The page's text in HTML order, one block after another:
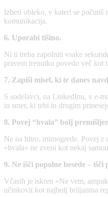
Izberi obleko, v kateri se
komunikacija.
6. Uporabi tišino.
Ni ti treba zapolniti vsake
pravem trenutku povedo več kot
7. Zapiši misel, ki te danes
S sodelavci, na LinkedInu, v e-
in smer, ki tebi in drugim
8. Povej “hvala” bolj
Ne na hitro, mimogrede. Povej
»hvala« ne zveni kot nekaj
9. Ne išči popolne besede – išči
Včasih je iskren »Ne vem,
učinkovit kot najbolj briljantna